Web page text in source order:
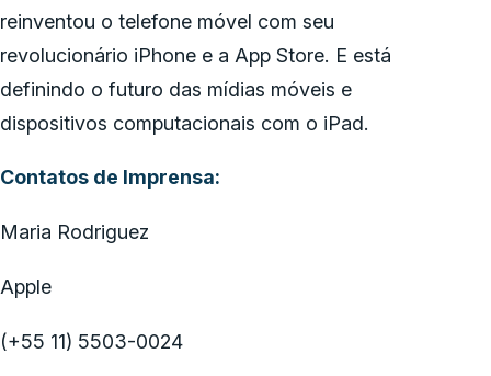
reinventou o telefone móvel com seu
revolucionário iPhone e a App Store. E está
definindo o futuro das mídias móveis e
dispositivos computacionais com o iPad.
Contatos de Imprensa:
Maria Rodriguez
Apple
(+55 11) 5503-0024